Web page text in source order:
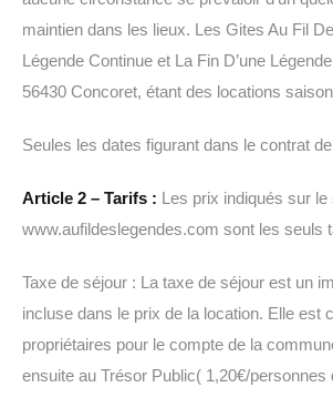
maintien dans les lieux. Les Gites Au Fil
Légende Continue et La Fin D’une
56430 Concoret, étant des locations
Seules les dates figurant dans le contrat
Article 2 – Tarifs : Les prix indiqués sur le
www.aufildeslegendes.com sont les seuls
Taxe de séjour : La taxe de séjour est un
incluse dans le prix de la location. Elle est
propriétaires pour le compte de la
ensuite au Trésor Public( 1,20€/personnes